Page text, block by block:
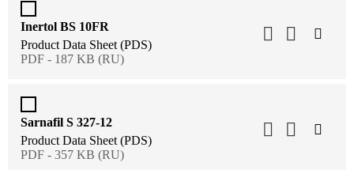
Inertol BS 10FR
Product Data Sheet (PDS)
PDF - 187 KB (RU)
Sarnafil S 327-12
Product Data Sheet (PDS)
PDF - 357 KB (RU)